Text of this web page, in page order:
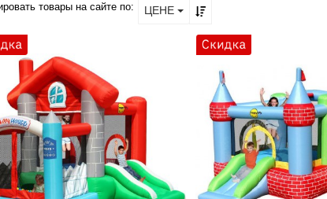
товары на сайте по: ЦЕНЕ